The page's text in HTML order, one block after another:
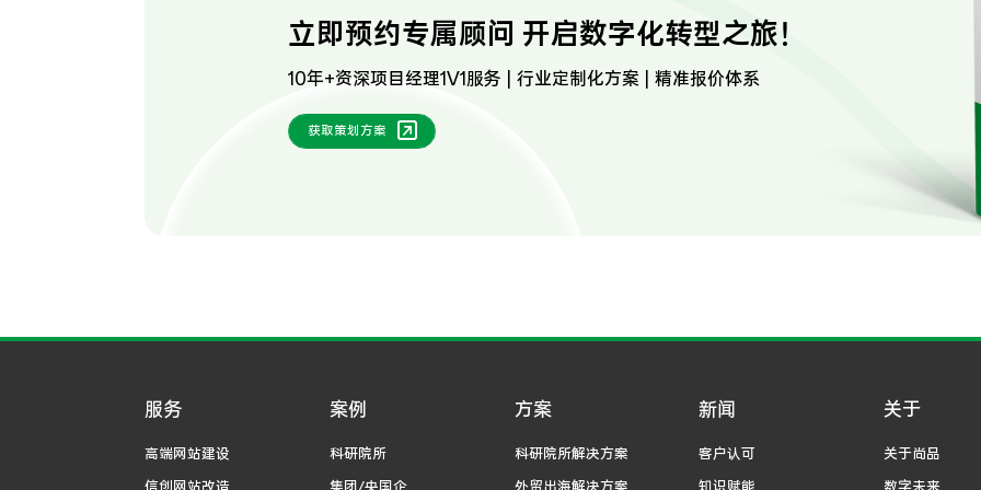
立即预约专属顾问 开启数字化转型之旅！
10年+资深项目经理1V1服务 | 行业定制化方案 | 精准报价体系
获取策划方案
服务
高端网站建设
信创网站改造
案例
科研院所
集团/央国企
方案
科研院所解决方案
外贸出海解决方案
新闻
客户认可
知识赋能
关于
关于尚品
数字未来